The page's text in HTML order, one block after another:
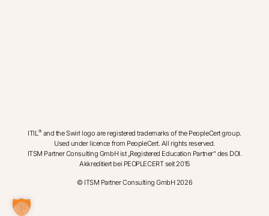
ITIL®and the Swirl logo are registered trademarks of the PeopleCert group.
Used under licence from PeopleCert. All rights reserved.
ITSM Partner Consulting GmbH ist „Registered Education Partner“ des DOI.
Akkreditiert bei PEOPLECERT seit 2015
© ITSM Partner Consulting GmbH 2026